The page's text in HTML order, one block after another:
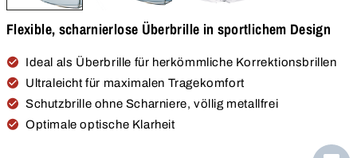
Flexible, scharnierlose Überbrille in sportlichem Design
Ideal als Überbrille für herkömmliche Korrektionsbrillen
Ultraleicht für maximalen Tragekomfort
Schutzbrille ohne Scharniere, völlig metallfrei
Optimale optische Klarheit